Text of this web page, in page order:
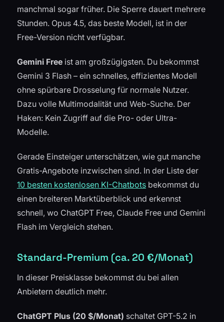
manchmal sogar früher. Die Sperre dauert mehrere
Stunden. Opus 4.5, das beste Modell, ist in der
Free-Version nicht verfügbar.
Gemini Free ist am großzügigsten. Du bekommst
Gemini 3 Flash – ein schnelles, effizientes Modell
ohne spürbare Drosselung für normale Nutzer.
Dazu volle Multimodalität und Web-Suche. Der
Haken: Kein Zugriff auf die Pro- oder Ultra-
Modelle.
Gerade Einsteiger unterschätzen, wie gut manche
Gratis-Angebote inzwischen sind. In der Liste der
10 besten kostenlosen KI-Chatbots bekommst du
einen breiteren Marktüberblick und erkennst
schnell, wo ChatGPT Free, Claude Free und Gemini
Flash im Vergleich stehen.
Standard-Premium (ca. 20 €/Monat)
In dieser Preisklasse bekommst du bei allen
Anbietern deutlich mehr.
ChatGPT Plus (20 $/Monat) schaltet GPT-5.2 in